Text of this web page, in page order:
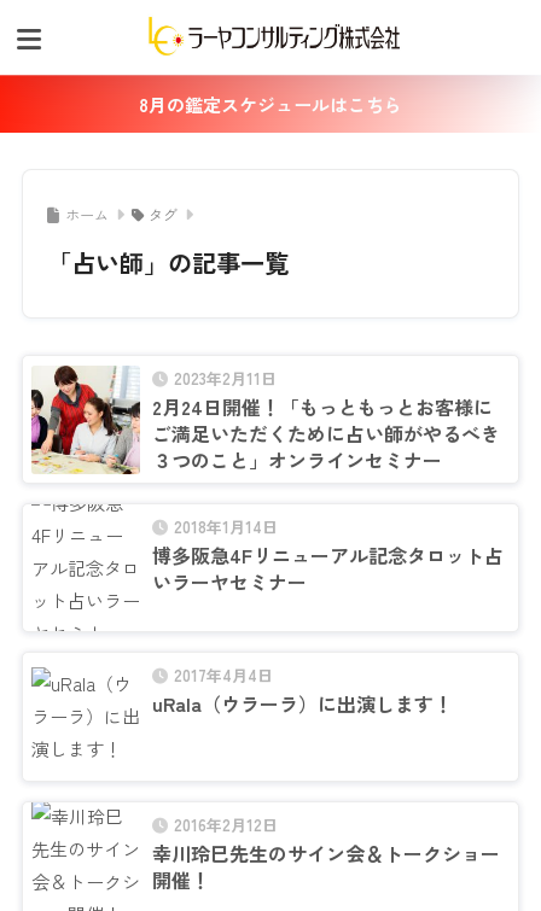
8月の鑑定スケジュールはこちら
ホーム タグ
「占い師」の記事一覧
2023年2月11日
2月24日開催！「もっともっとお客様に
ご満足いただくために占い師がやるべき
３つのこと」オンラインセミナー
2018年1月14日
博多阪急4Fリニューアル記念タロット占
いラーヤセミナー
2017年4月4日
uRala（ウラーラ）に出演します！
2016年2月12日
幸川玲巳先生のサイン会＆トークショー
開催！